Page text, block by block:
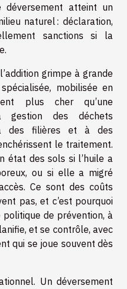
déversement atteint un
naturel : déclaration,
sanctions si la
grimpe à grande
mobilisée en
plus cher qu’une
gestion des déchets
des filières et à des
le traitement.
état des sols si l’huile a
ou si elle a migré
Ce sont des coûts
pas, et c’est pourquoi
de prévention, à
et se contrôle, avec
qui se joue souvent dès
Un déversement